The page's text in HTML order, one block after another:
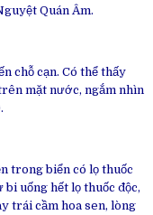
Quán Âm.
chỗ cạn. Có thể thấy
mặt nước, ngắm nhìn
trong biển có lọ thuốc
uống hết lọ thuốc độc,
trái cầm hoa sen, lòng